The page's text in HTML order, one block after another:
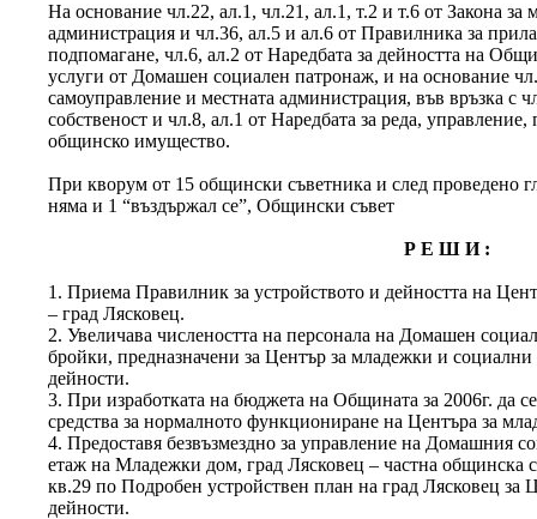
На основание чл.22, ал.1, чл.21, ал.1, т.2 и т.6 от Закона за
администрация и чл.36, ал.5 и ал.6 от Правилника за
подпомагане, чл.6, ал.2 от Наредбата за дейността на
услуги от Домашен социален патронаж, и на основание
самоуправление и местната администрация, във връзка с
собственост и чл.8, ал.1 от Наредбата за реда,
общинско имущество.
При кворум от 15 общински съветника и след проведено
няма и 1 “въздържал се”, Общински съвет
Р Е Ш И :
1. Приема Правилник за устройството и дейността на
– град Лясковец.
2. Увеличава числеността на персонала на Домашен
бройки, предназначени за Център за младежки и
дейности.
3. При изработката на бюджета на Общината за 2006г. да
средства за нормалното функциониране на Центъра за
4. Предоставя безвъзмездно за управление на Домашния
етаж на Младежки дом, град Лясковец – частна общинска
кв.29 по Подробен устройствен план на град Лясковец за
дейности.